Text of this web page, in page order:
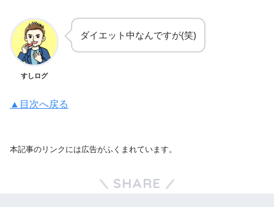
すしログ
ダイエット中なんですが(笑)
▲目次へ戻る
本記事のリンクには広告がふくまれています。
SHARE